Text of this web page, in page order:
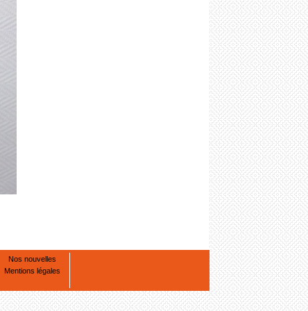
Nos nouvelles
Mentions légales